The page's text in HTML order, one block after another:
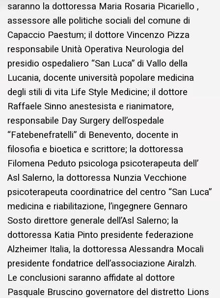
saranno la dottoressa Maria Rosaria Picariello ,
assessore alle politiche sociali del comune di
Capaccio Paestum; il dottore Vincenzo Pizza
responsabile Unità Operativa Neurologia del
presidio ospedaliero “San Luca” di Vallo della
Lucania, docente università popolare medicina
degli stili di vita Life Style Medicine; il dottore
Raffaele Sinno anestesista e rianimatore,
responsabile Day Surgery dell’ospedale
“Fatebenefratelli” di Benevento, docente in
filosofia e bioetica e scrittore; la dottoressa
Filomena Peduto psicologa psicoterapeuta dell’
Asl Salerno, la dottoressa Nunzia Vecchione
psicoterapeuta coordinatrice del centro “San Luca”
medicina e riabilitazione, l’ingegnere Gennaro
Sosto direttore generale dell’Asl Salerno; la
dottoressa Katia Pinto presidente federazione
Alzheimer Italia, la dottoressa Alessandra Mocali
presidente fondatrice dell’associazione Airalzh.
Le conclusioni saranno affidate al dottore
Pasquale Bruscino governatore del distretto Lions